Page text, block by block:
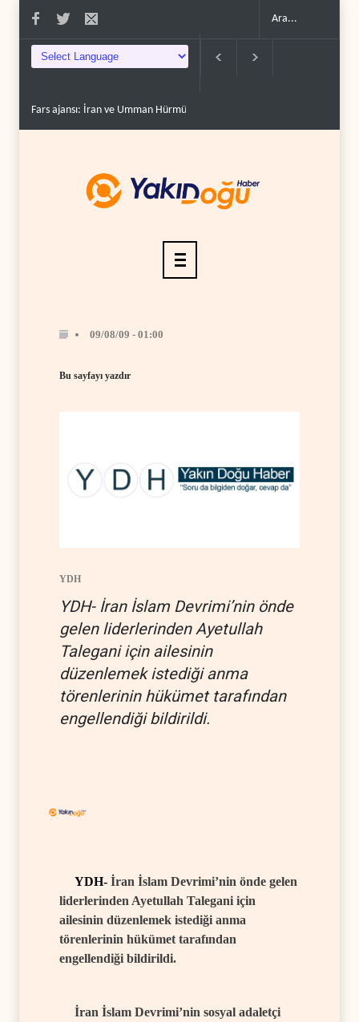
Fars ajansı: İran ve Umman Hürmüz Boğazı için geçiş..
09/08/09 - 01:00
Bu sayfayı yazdır
YDH
YDH- İran İslam Devrimi’nin önde
gelen liderlerinden Ayetullah
Talegani için ailesinin
düzenlemek istediği anma
törenlerinin hükümet tarafından
engellendiği bildirildi.
YDH-İran İslam Devrimi’nin önde gelen
liderlerinden Ayetullah Talegani için
ailesinin düzenlemek istediği anma
törenlerinin hükümet tarafından
engellendiği bildirildi.
İran İslam Devrimi’nin sosyal adaletçi